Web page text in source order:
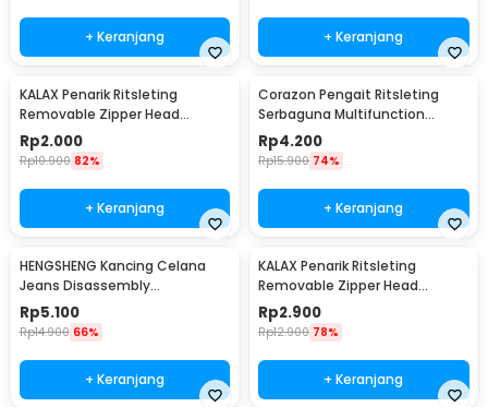
+ Keranjang + Keranjang
KALAX Penarik Ritsleting
Removable Zipper Head
Replacement 37x12.5mm -
KA37
Rp2.000
Rp10.900 82%
+ Keranjang
Corazon Pengait Ritsleting
Serbaguna Multifunction
Zipper Hook S dan L - CSL04
Rp4.200
Rp15.900 74%
+ Keranjang
HENGSHENG Kancing Celana
Jeans Disassembly
Retractable Button 4 PCS -
KA20
Rp5.100
Rp14.900 66%
+ Keranjang
KALAX Penarik Ritsleting
Removable Zipper Head
Replacement 50x17mm - KA37
Rp2.900
Rp12.900 78%
+ Keranjang